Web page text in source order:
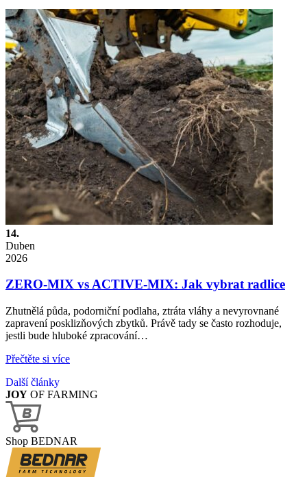
14.
Duben
2026
ZERO-MIX vs ACTIVE-MIX: Jak vybrat radlice
Zhutnělá půda, podorniční podlaha, ztráta vláhy a nevyrovnané
zapravení posklizňových zbytků. Právě tady se často rozhoduje,
jestli bude hluboké zpracování…
Přečtěte si více
Další články
JOY OF FARMING
Shop BEDNAR